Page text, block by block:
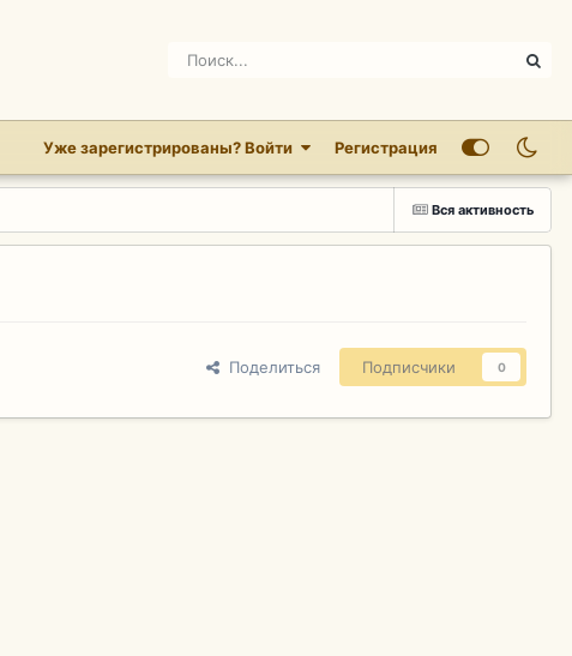
Уже зарегистрированы? Войти Регистрация
Вся активность
Поделиться Подписчики 0